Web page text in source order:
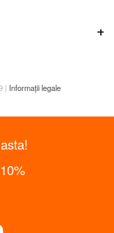
| Informații legale